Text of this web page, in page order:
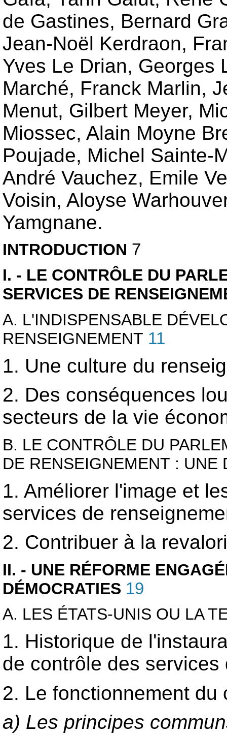
de Gastines, Bernard
Jean-Noël Kerdraon,
Yves Le Drian, Georges
Marché, Franck Marlin,
Menut, Gilbert Meyer,
Miossec, Alain Moyne
Poujade, Michel Sainte-
André Vauchez, Emile
Voisin, Aloyse
Yamgnane.
INTRODUCTION 7
I. - LE CONTRÔLE DU
SERVICES DE
A. L'INDISPENSABLE
RENSEIGNEMENT 11
1. Une culture du
2. Des conséquences
secteurs de la vie
B. LE CONTRÔLE DU
DE RENSEIGNEMENT : UNE
1. Améliorer l'image et
services de
2. Contribuer à la
II. - UNE RÉFORME
DÉMOCRATIES 19
A. LES ÉTATS-UNIS OU LA
1. Historique de
de contrôle des
2. Le fonctionnement du
a) Les principes